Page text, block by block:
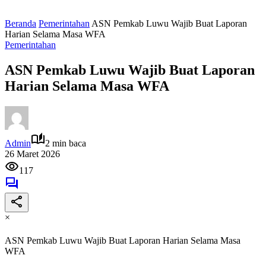
Beranda Pemerintahan ASN Pemkab Luwu Wajib Buat Laporan
Harian Selama Masa WFA
Pemerintahan
ASN Pemkab Luwu Wajib Buat Laporan
Harian Selama Masa WFA
Admin
2 min baca
26 Maret 2026
117
×
ASN Pemkab Luwu Wajib Buat Laporan Harian Selama Masa
WFA